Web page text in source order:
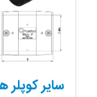
سایر کوپلر